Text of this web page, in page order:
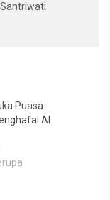
Puasa
Al